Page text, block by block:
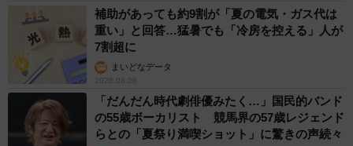
補助があっても約9割が「夏の電気・ガス代は
重い」と回答…猛暑でも「冷房を控える」人が
7割超に
まいどなデータ
2026.08.08
「だんだん時代劇俳優みたく…」国民的バンド
の55歳ボーカリスト 競馬界の57歳レジェンド
らとの「夏祭り満喫ショット」に驚きの声続々